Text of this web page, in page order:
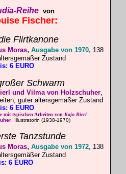
-Reihe von
Fischer:
Flirtkanone
Moras, Ausgabe von 1970, 138
Zustand
6 EURO
Schwarm
und Vilma von Holzschuher,
guter altersgemäßer Zustand
6 EURO
mit typischen Arbeiten von Kajo Bierl
, Illustratorin (1938-1970)
Tanzstunde
Moras, Ausgabe von 1972, 138
Zustand
6 EURO